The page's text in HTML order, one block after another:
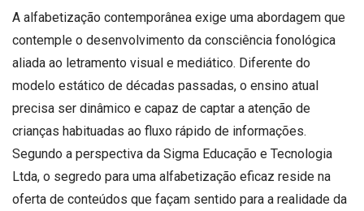
A alfabetização contemporânea exige uma abordagem que
contemple o desenvolvimento da consciência fonológica
aliada ao letramento visual e mediático. Diferente do
modelo estático de décadas passadas, o ensino atual
precisa ser dinâmico e capaz de captar a atenção de
crianças habituadas ao fluxo rápido de informações.
Segundo a perspectiva da Sigma Educação e Tecnologia
Ltda, o segredo para uma alfabetização eficaz reside na
oferta de conteúdos que façam sentido para a realidade da